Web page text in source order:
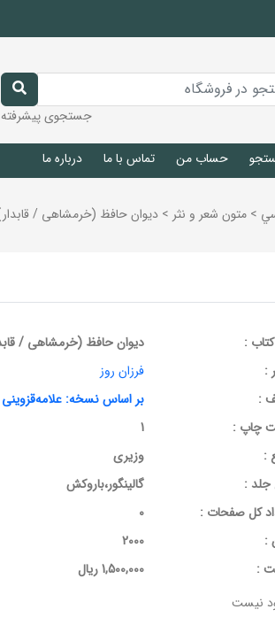
جستجوی پیشرفته
حساب من تماس با ما درباره ما
> متون شعر و نثر > دیوان حافظ (خرمشاهی /
:
دیوان حافظ (خرمشاهی /
:
فرزان روز
:
بر اساس نسخه: علامه‌قزوینی
چاپ :
1
:
وزیری
جلد :
گالینگور،باروکش
کل صفحات :
0
:
2000
:
1,500,000 ریال
نیست